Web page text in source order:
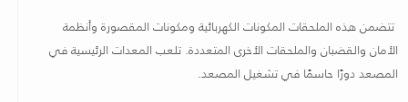
تتضمن هذه الملحقات المكونات الكهربائية ومكونات المقصورة وأنظمة
الأمان والقضبان والملحقات الأخرى المتعددة. تلعب المعدات الرئيسية في
المصعد دورًا حاسمًا في تشغيل المصعد.